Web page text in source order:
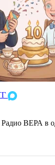
Радио ВЕРА в